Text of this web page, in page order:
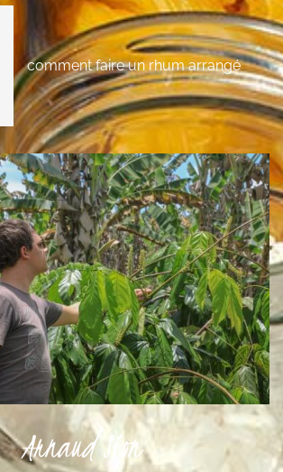
comment faire un rhum arrangé
Arnaud Sion